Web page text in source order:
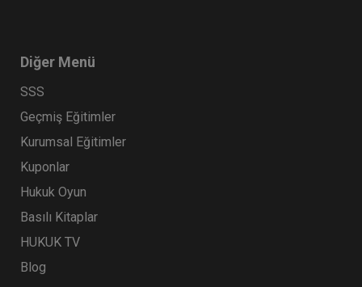
Diğer Menü
SSS
Geçmiş Eğitimler
Kurumsal Eğitimler
Kuponlar
Hukuk Oyun
Basılı Kitaplar
HUKUK TV
Blog